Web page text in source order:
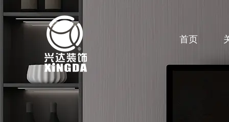
首页